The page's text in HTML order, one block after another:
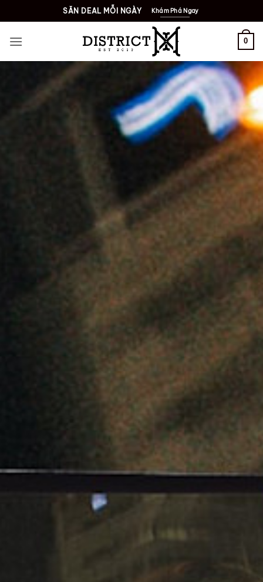
qua
nội
SĂN DEAL MỖI NGÀY Khám Phá Ngay
0